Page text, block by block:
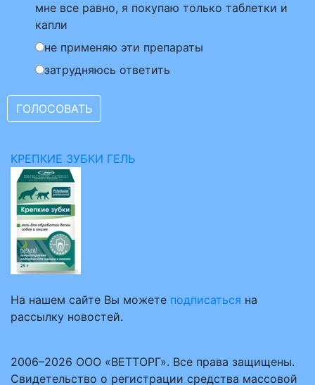
мне все равно, я покупаю только таблетки и
капли
не применяю эти препараты
затрудняюсь ответить
КРЕПКИЕ ЗУБКИ ГЕЛЬ
На нашем сайте Вы можете подписаться на
рассылку новостей.
2006–2026 ООО «ВЕТТОРГ». Все права защищены.
Свидетельство о регистрации средства массовой